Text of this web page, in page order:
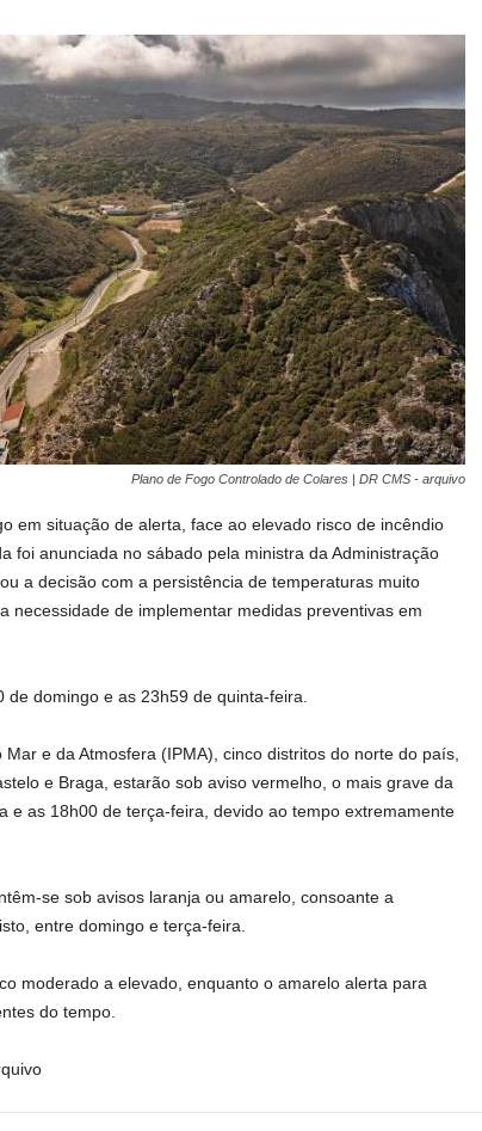
Plano de Fogo Controlado de Colares | DR CMS - arquivo
em situação de alerta, face ao elevado risco de incêndio
foi anunciada no sábado pela ministra da Administração
a decisão com a persistência de temperaturas muito
necessidade de implementar medidas preventivas em
domingo e as 23h59 de quinta-feira.
e da Atmosfera (IPMA), cinco distritos do norte do país,
e Braga, estarão sob aviso vermelho, o mais grave da
e as 18h00 de terça-feira, devido ao tempo extremamente
se sob avisos laranja ou amarelo, consoante a
entre domingo e terça-feira.
moderado a elevado, enquanto o amarelo alerta para
do tempo.